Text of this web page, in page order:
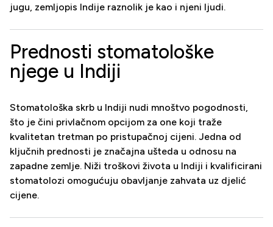
jugu, zemljopis Indije raznolik je kao i njeni ljudi.
Prednosti stomatološke
njege u Indiji
Stomatološka skrb u Indiji nudi mnoštvo pogodnosti,
što je čini privlačnom opcijom za one koji traže
kvalitetan tretman po pristupačnoj cijeni. Jedna od
ključnih prednosti je značajna ušteda u odnosu na
zapadne zemlje. Niži troškovi života u Indiji i kvalificirani
stomatolozi omogućuju obavljanje zahvata uz djelić
cijene.